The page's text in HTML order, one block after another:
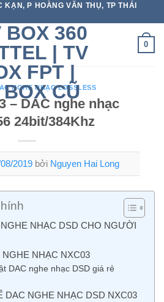
P HOÀNG VĂN THỤ, TP THÁI
0
NGHE NHẠC LOSSLESS
– DAC nghe nhạc
24bit/384Khz
2019 bởi Nguyen Hai Long
NHẠC DSD CHO NGƯỜI
NHẠC NXC03
DAC nghe nhạc DSD giá rẻ
DAC NGHE NHẠC DSD NXC03